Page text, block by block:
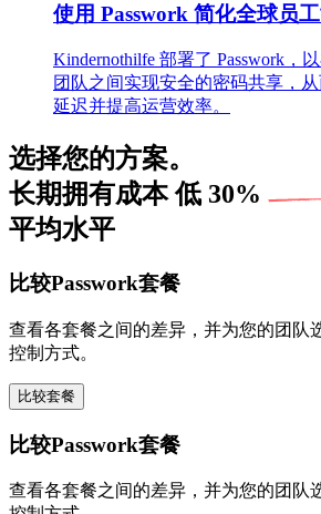
使用 Passwork 简化全球员
Kindernothilfe 部署了 Passwork，
团队之间实现安全的密码共享，
延迟并提高运营效率。
选择您的方案。
长期拥有成本低 30%
平均水平
比较Passwork套餐
查看各套餐之间的差异，并为您的团队
控制方式。
比较套餐
比较Passwork套餐
查看各套餐之间的差异，并为您的团队